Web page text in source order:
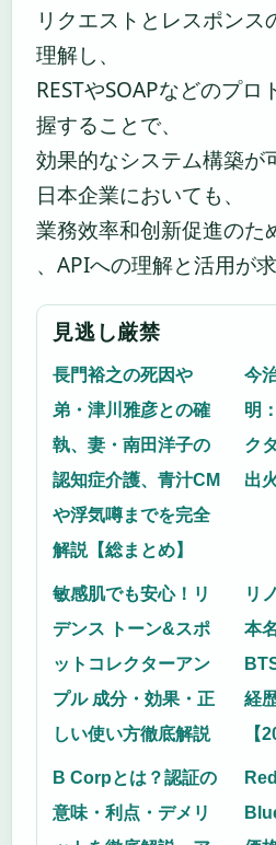
リクエストとレスポンス
理解し、
RESTやSOAPなどのプ
握することで、
効果的なシステム構築が
日本企業においても、
業務效率和创新促進のた
、APIへの理解と活用が
見逃し厳禁
長門裕之の死因や
弟・津川雅彦との確
執、妻・南田洋子の
認知症介護、青汁CM
や浮気噂までを完全
解説【総まとめ】
今
明
ク
出
敏感肌でも安心！リ
デンス トーン&スポ
ットコレクターアン
プル 成分・効果・正
しい使い方徹底解説
リ
本
経
【
B Corpとは？認証の
意味・利点・デメリ